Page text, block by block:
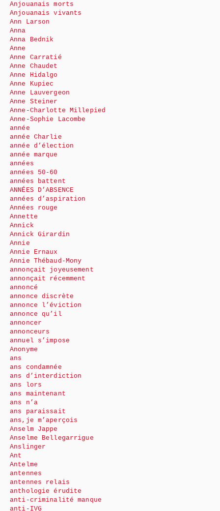
Anjouanais morts
Anjouanais vivants
Ann Larson
Anna
Anna Bednik
Anne
Anne Carratié
Anne Chaudet
Anne Hidalgo
Anne Kupiec
Anne Lauvergeon
Anne Steiner
Anne-Charlotte Millepied
Anne-Sophie Lacombe
année
année Charlie
année d’élection
année marque
années
années 50-60
années battent
ANNÉES D’ABSENCE
années d’aspiration
Années rouge
Annette
Annick
Annick Girardin
Annie
Annie Ernaux
Annie Thébaud-Mony
annonçait joyeusement
annonçait récemment
annoncé
annonce discrète
annonce l’éviction
annonce qu’il
annoncer
annonceurs
annuel s’impose
Anonyme
ans
ans condamnée
ans d’interdiction
ans lors
ans maintenant
ans n’a
ans paraissait
ans,je m’aperçois
Anselm Jappe
Anselme Bellegarrigue
Anslinger
Ant
Antelme
antennes
antennes relais
anthologie érudite
anti-criminalité manque
anti-IVG